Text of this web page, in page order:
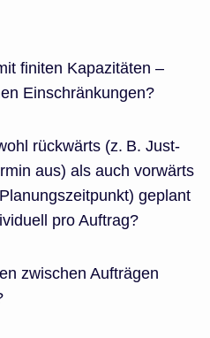
finiten Kapazitäten –
Einschränkungen?
rückwärts (z. B. Just-
aus) als auch vorwärts
geplant
pro Auftrag?
zwischen Aufträgen